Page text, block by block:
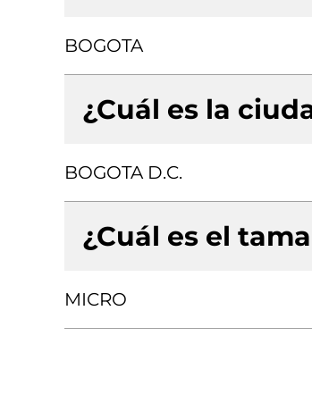
BOGOTA
¿Cuál es la
BOGOTA D.C.
¿Cuál es el
MICRO